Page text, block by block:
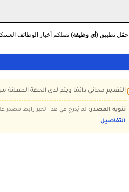
حمّل تطبيق ( أي وظيفة) تصلكم أخبار الوظائف
التقديم مجاني دائمًا ويتم لدى الجهة المعلنة
تنويه المصدر: لم يُدرج في هذا الخبر رابط مصدر
التفاصيل